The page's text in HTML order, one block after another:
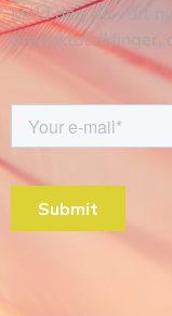
Meld deg på vårt
produktutviklinger,